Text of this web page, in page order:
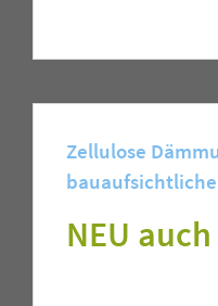
Zellulose
NEU auch